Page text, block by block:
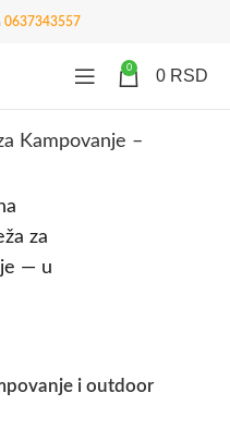
0637343557
0 0 RSD
i outdoor